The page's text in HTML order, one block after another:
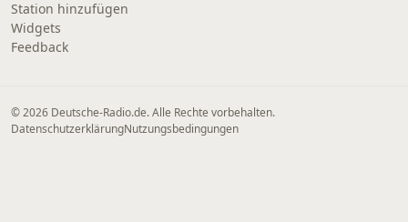
Station hinzufügen
Widgets
Feedback
© 2026 Deutsche-Radio.de. Alle Rechte vorbehalten.
DatenschutzerklärungNutzungsbedingungen